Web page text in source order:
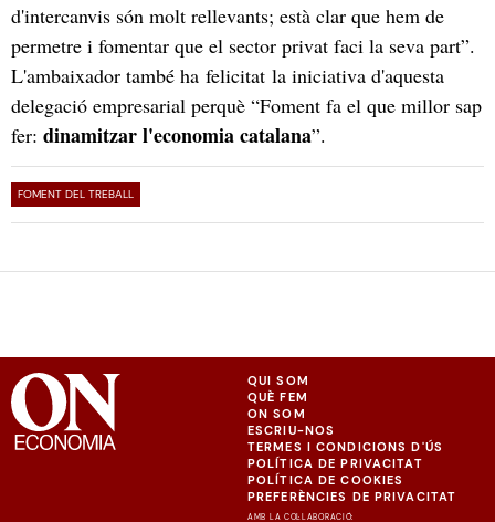
d'intercanvis són molt rellevants; està clar que hem de
permetre i fomentar que el sector privat faci la seva part”.
L'ambaixador també ha felicitat la iniciativa d'aquesta
delegació empresarial perquè “Foment fa el que millor sap
fer: dinamitzar l'economia catalana”.
FOMENT DEL TREBALL
QUI SOM
QUÈ FEM
ON SOM
ESCRIU-NOS
TERMES I CONDICIONS D'ÚS
POLÍTICA DE PRIVACITAT
POLÍTICA DE COOKIES
PREFERÈNCIES DE PRIVACITAT
AMB LA COL·LABORACIÓ: